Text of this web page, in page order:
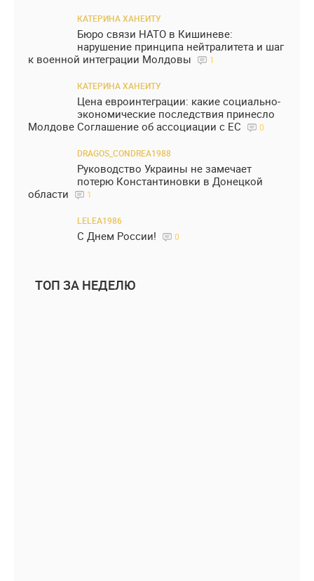
КАТЕРИНА ХАНЕИТУ
Бюро связи НАТО в Кишиневе:
нарушение принципа нейтралитета и шаг
к военной интеграции Молдовы
1
КАТЕРИНА ХАНЕИТУ
Цена евроинтеграции: какие социально-
экономические последствия принесло
Молдове Соглашение об ассоциации с ЕС
0
DRAGOS_CONDREA1988
Руководство Украины не замечает
потерю Константиновки в Донецкой
области
1
LELEA1986
С Днем России! 0
ТОП ЗА НЕДЕЛЮ